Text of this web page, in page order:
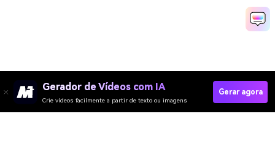
Gerador de Vídeos com IA
Crie vídeos facilmente a partir de texto ou imagens
Gerar agora